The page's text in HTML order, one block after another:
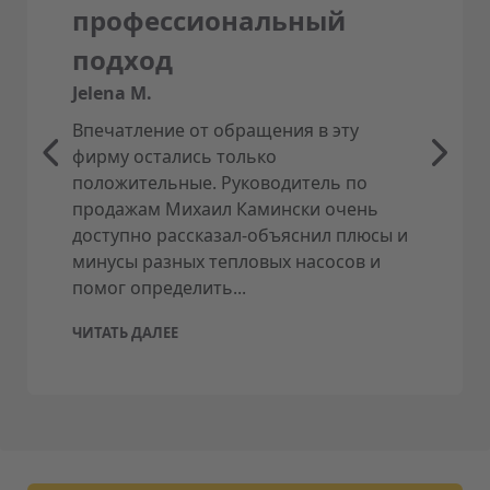
Ценовой пакет квалифицированной
стандартной установки, обычно
включает:
и часы работы (доступ должен быть
обеспечен)
Распаковка изделия
Установка на высоту до 2,5 м
(внутренний и наружный блоки)
Соединительная труба между
внутренним и наружным блоками и
электрокабель до 5 м
Крепление наружного блока на стену,
конденсационной воды
профессиональный
подход
Jelena M.
Впечатление от обращения в эту
фирму остались только
положительные. Руководитель по
продажам Михаил Камински очень
доступно рассказал-объяснил плюсы и
минусы разных тепловых насосов и
помог определить...
ЧИТАТЬ ДАЛЕЕ